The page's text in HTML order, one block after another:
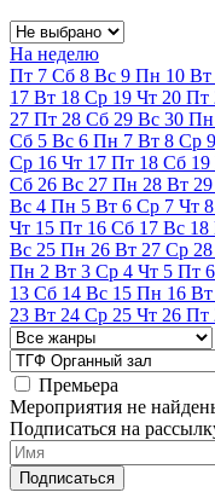
На неделю
Пт 7 Сб 8 Вс 9 Пн 10 Вт
17 Вт 18 Ср 19 Чт 20 Пт
27 Пт 28 Сб 29 Вс 30 Пн
Сб 5 Вс 6 Пн 7 Вт 8 Ср 9
Ср 16 Чт 17 Пт 18 Сб 19
Сб 26 Вс 27 Пн 28 Вт 29
Вс 4 Пн 5 Вт 6 Ср 7 Чт 8
Чт 15 Пт 16 Сб 17 Вс 18
Вс 25 Пн 26 Вт 27 Ср 28
Пн 2 Вт 3 Ср 4 Чт 5 Пт 6
13 Сб 14 Вс 15 Пн 16 Вт
23 Вт 24 Ср 25 Чт 26 Пт
Премьера
Мероприятия не
Подписаться на